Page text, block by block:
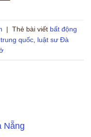
| Thẻ bài viết bất động
quốc luật sư Đà
Nẵng